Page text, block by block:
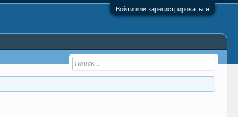
Войти или зарегистрироваться